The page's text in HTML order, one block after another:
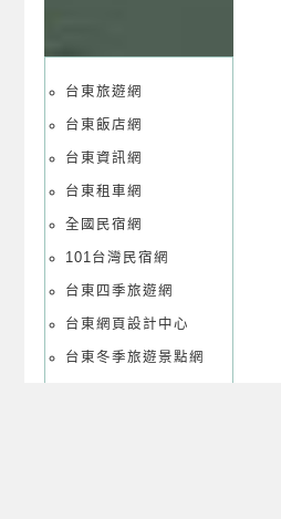
台東旅遊網
台東飯店網
台東資訊網
台東租車網
全國民宿網
101台灣民宿網
台東四季旅遊網
台東網頁設計中心
台東冬季旅遊景點網